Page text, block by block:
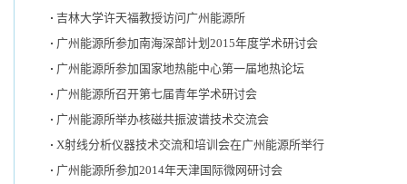
吉林大学许天福教授访问广州能源所
广州能源所参加南海深部计划2015年度学术研讨会
广州能源所参加国家地热能中心第一届地热论坛
广州能源所召开第七届青年学术研讨会
广州能源所举办核磁共振波谱技术交流会
X射线分析仪器技术交流和培训会在广州能源所举行
广州能源所参加2014年天津国际微网研讨会